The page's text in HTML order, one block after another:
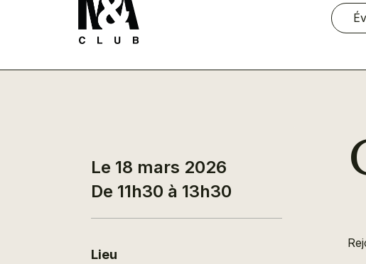
Le 18 mars 2026
De 11h30 à 13h30
Lieu